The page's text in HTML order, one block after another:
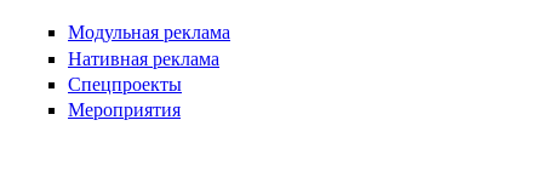
Модульная реклама
Нативная реклама
Спецпроекты
Мероприятия